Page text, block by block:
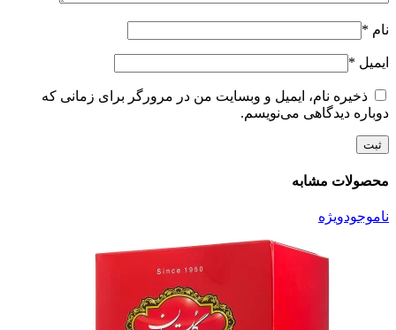
نام *
ایمیل *
ذخیره نام، ایمیل و وبسایت من در مرورگر برای زمانی که
دوباره دیدگاهی می‌نویسم.
محصولات مشابه
ناموجودویژه